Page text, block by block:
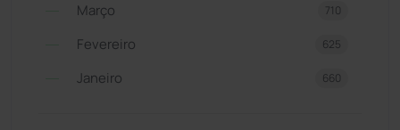
Março 710
Fevereiro 625
Janeiro 660